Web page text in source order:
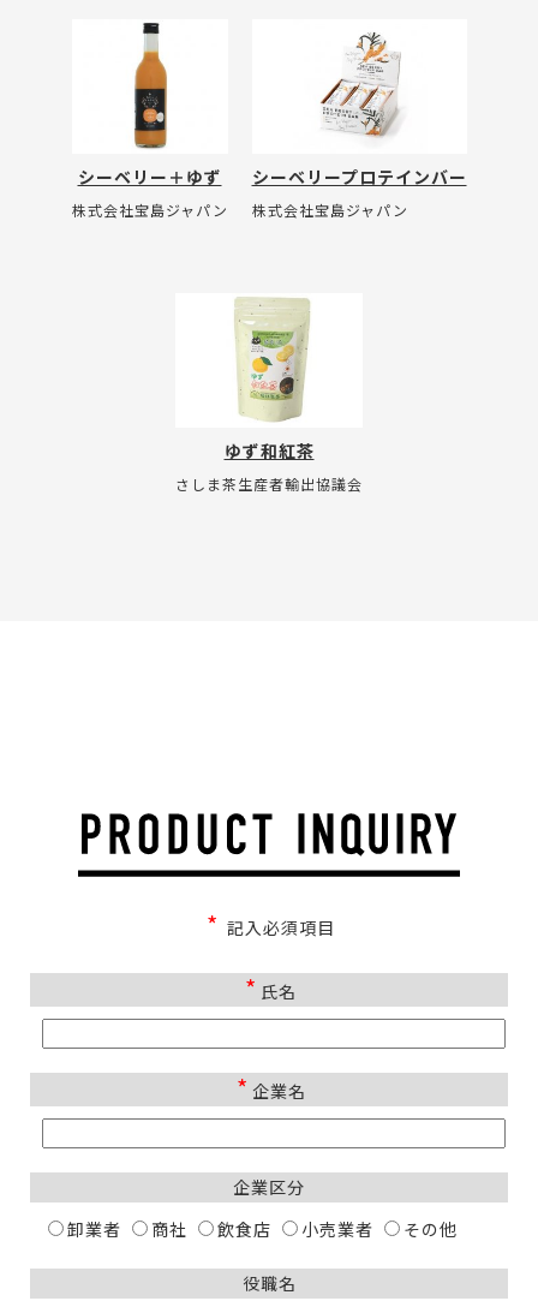
シーベリー＋ゆず
株式会社宝島ジャパン
シーベリープロテインバー
株式会社宝島ジャパン
ゆず和紅茶
さしま茶生産者輸出協議会
* 記入必須項目
* 氏名
* 企業名
企業区分
卸業者
商社 飲食店 小売業者 その他
役職名